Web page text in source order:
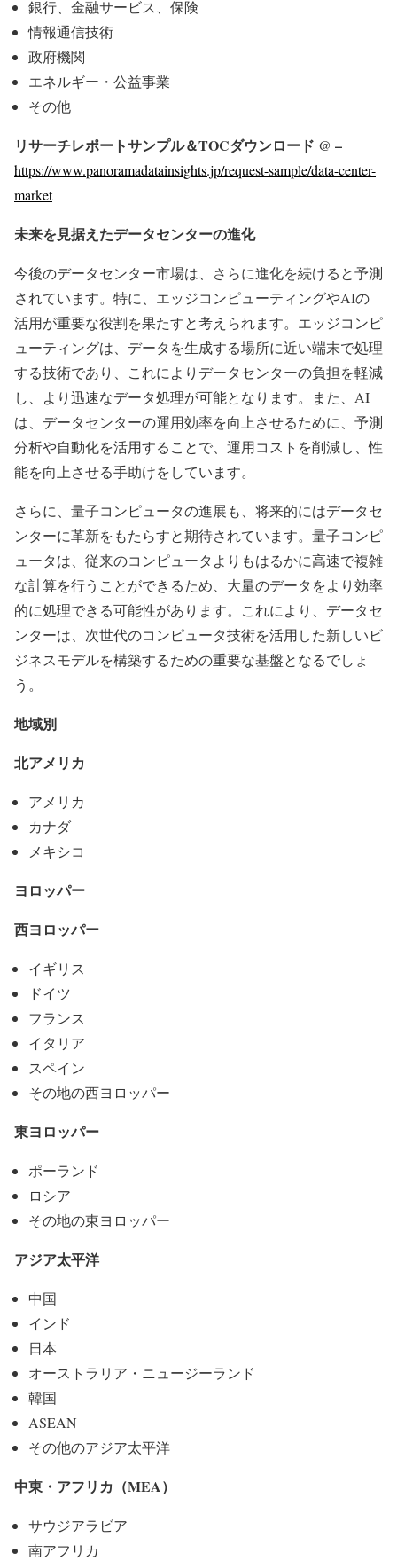
銀行、金融サービス、保険
情報通信技術
政府機関
エネルギー・公益事業
その他
リサーチレポートサンプル＆TOCダウンロード @ –
https://www.panoramadatainsights.jp/request-sample/data-center-
market
未来を見据えたデータセンターの進化
今後のデータセンター市場は、さらに進化を続けると予測
されています。特に、エッジコンピューティングやAIの
活用が重要な役割を果たすと考えられます。エッジコンピ
ューティングは、データを生成する場所に近い端末で処理
する技術であり、これによりデータセンターの負担を軽減
し、より迅速なデータ処理が可能となります。また、AI
は、データセンターの運用効率を向上させるために、予測
分析や自動化を活用することで、運用コストを削減し、性
能を向上させる手助けをしています。
さらに、量子コンピュータの進展も、将来的にはデータセ
ンターに革新をもたらすと期待されています。量子コンピ
ュータは、従来のコンピュータよりもはるかに高速で複雑
な計算を行うことができるため、大量のデータをより効率
的に処理できる可能性があります。これにより、データセ
ンターは、次世代のコンピュータ技術を活用した新しいビ
ジネスモデルを構築するための重要な基盤となるでしょ
う。
地域別
北アメリカ
アメリカ
カナダ
メキシコ
ヨロッパー
西ヨロッパー
イギリス
ドイツ
フランス
イタリア
スペイン
その地の西ヨロッパー
東ヨロッパー
ポーランド
ロシア
その地の東ヨロッパー
アジア太平洋
中国
インド
日本
オーストラリア・ニュージーランド
韓国
ASEAN
その他のアジア太平洋
中東・アフリカ（MEA）
サウジアラビア
南アフリカ